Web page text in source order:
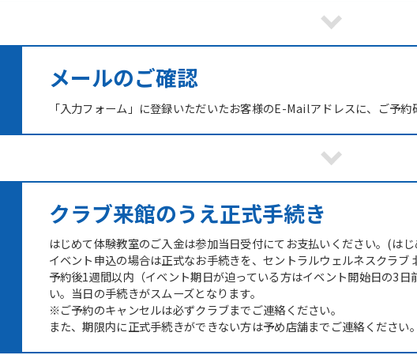
メールのご確認
「入力フォーム」に登録いただいたお客様のE-Mailアドレスに、ご予約
クラブ来館のうえ正式手続き
はじめて体験教室のご入金は参加当日受付にてお支払いください。(は
イベント申込の場合は正式なお手続きを、セントラルウェルネスクラブ
予約後1週間以内（イベント期日が迫っている方はイベント開始日の3
い。当日の手続きがスムーズとなります。
※ご予約のキャンセルは必ずクラブまでご連絡ください。
また、期限内に正式手続きができない方は予め店舗までご連絡ください。